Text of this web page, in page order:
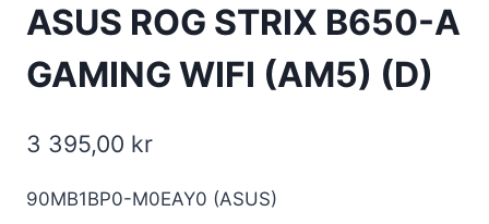
ASUS ROG STRIX B650-A
GAMING WIFI (AM5) (D)
3 395,00 kr
90MB1BP0-M0EAY0 (ASUS)